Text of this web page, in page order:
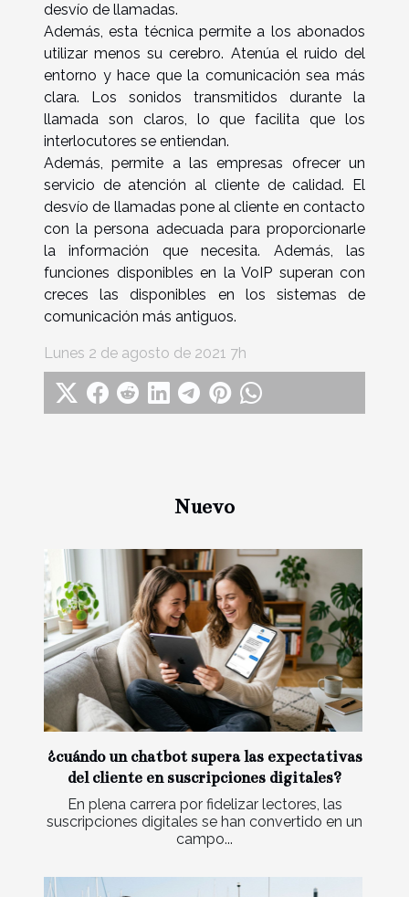
desvío de llamadas.
Además, esta técnica permite a los abonados
utilizar menos su cerebro. Atenúa el ruido del
entorno y hace que la comunicación sea más
clara. Los sonidos transmitidos durante la
llamada son claros, lo que facilita que los
interlocutores se entiendan.
Además, permite a las empresas ofrecer un
servicio de atención al cliente de calidad. El
desvío de llamadas pone al cliente en contacto
con la persona adecuada para proporcionarle
la información que necesita. Además, las
funciones disponibles en la VoIP superan con
creces las disponibles en los sistemas de
comunicación más antiguos.
Lunes 2 de agosto de 2021 7h
Nuevo
¿cuándo un chatbot supera las expectativas
del cliente en suscripciones digitales?
En plena carrera por fidelizar lectores, las
suscripciones digitales se han convertido en un
campo...